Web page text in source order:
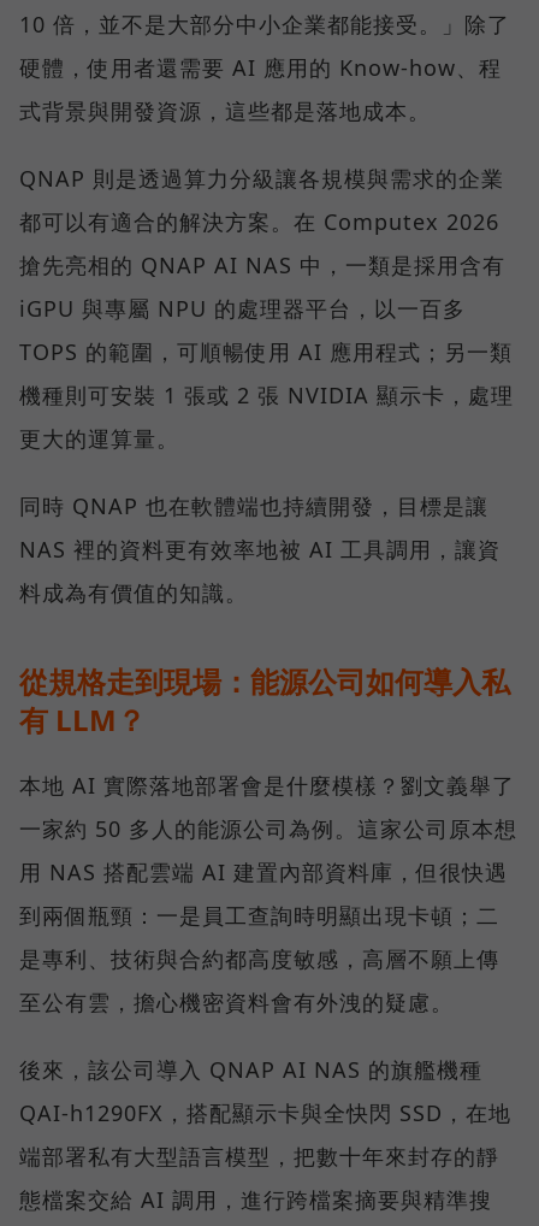
10 倍，並不是大部分中小企業都能接受。」除了
硬體，使用者還需要 AI 應用的 Know-how、程
式背景與開發資源，這些都是落地成本。
QNAP 則是透過算力分級讓各規模與需求的企業
都可以有適合的解決方案。在 Computex 2026
搶先亮相的 QNAP AI NAS 中，一類是採用含有
iGPU 與專屬 NPU 的處理器平台，以一百多
TOPS 的範圍，可順暢使用 AI 應用程式；另一類
機種則可安裝 1 張或 2 張 NVIDIA 顯示卡，處理
更大的運算量。
同時 QNAP 也在軟體端也持續開發，目標是讓
NAS 裡的資料更有效率地被 AI 工具調用，讓資
料成為有價值的知識。
從規格走到現場：能源公司如何導入私
有 LLM？
本地 AI 實際落地部署會是什麼模樣？劉文義舉了
一家約 50 多人的能源公司為例。這家公司原本想
用 NAS 搭配雲端 AI 建置內部資料庫，但很快遇
到兩個瓶頸：一是員工查詢時明顯出現卡頓；二
是專利、技術與合約都高度敏感，高層不願上傳
至公有雲，擔心機密資料會有外洩的疑慮。
後來，該公司導入 QNAP AI NAS 的旗艦機種
QAI-h1290FX，搭配顯示卡與全快閃 SSD，在地
端部署私有大型語言模型，把數十年來封存的靜
態檔案交給 AI 調用，進行跨檔案摘要與精準搜